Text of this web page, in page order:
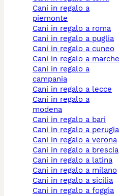
cani in regalo a
piemonte
cani in regalo a roma
cani in regalo a puglia
cani in regalo a cuneo
cani in regalo a marche
cani in regalo a
campania
cani in regalo a lecce
cani in regalo a
modena
cani in regalo a bari
cani in regalo a perugia
cani in regalo a verona
cani in regalo a brescia
cani in regalo a latina
cani in regalo a milano
cani in regalo a sicilia
cani in regalo a foggia